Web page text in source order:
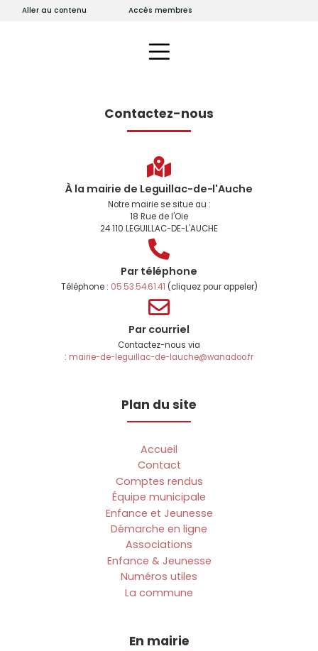
Aller au contenu Accès membres
Contactez-nous
À la mairie de Leguillac-de-l'Auche
Notre mairie se situe au :
18 Rue de l'Oie
24 110 LEGUILLAC-DE-L'AUCHE
Par téléphone
Téléphone : 05.53.54.61.41 (cliquez pour appeler)
Par courriel
Contactez-nous via
: mairie-de-leguillac-de-lauche@wanadoo.fr
Plan du site
Accueil
Contact
Comptes rendus
Équipe municipale
Enfance et Jeunesse
Démarche en ligne
Associations
Enfance & Jeunesse
Numéros utiles
La commune
En mairie